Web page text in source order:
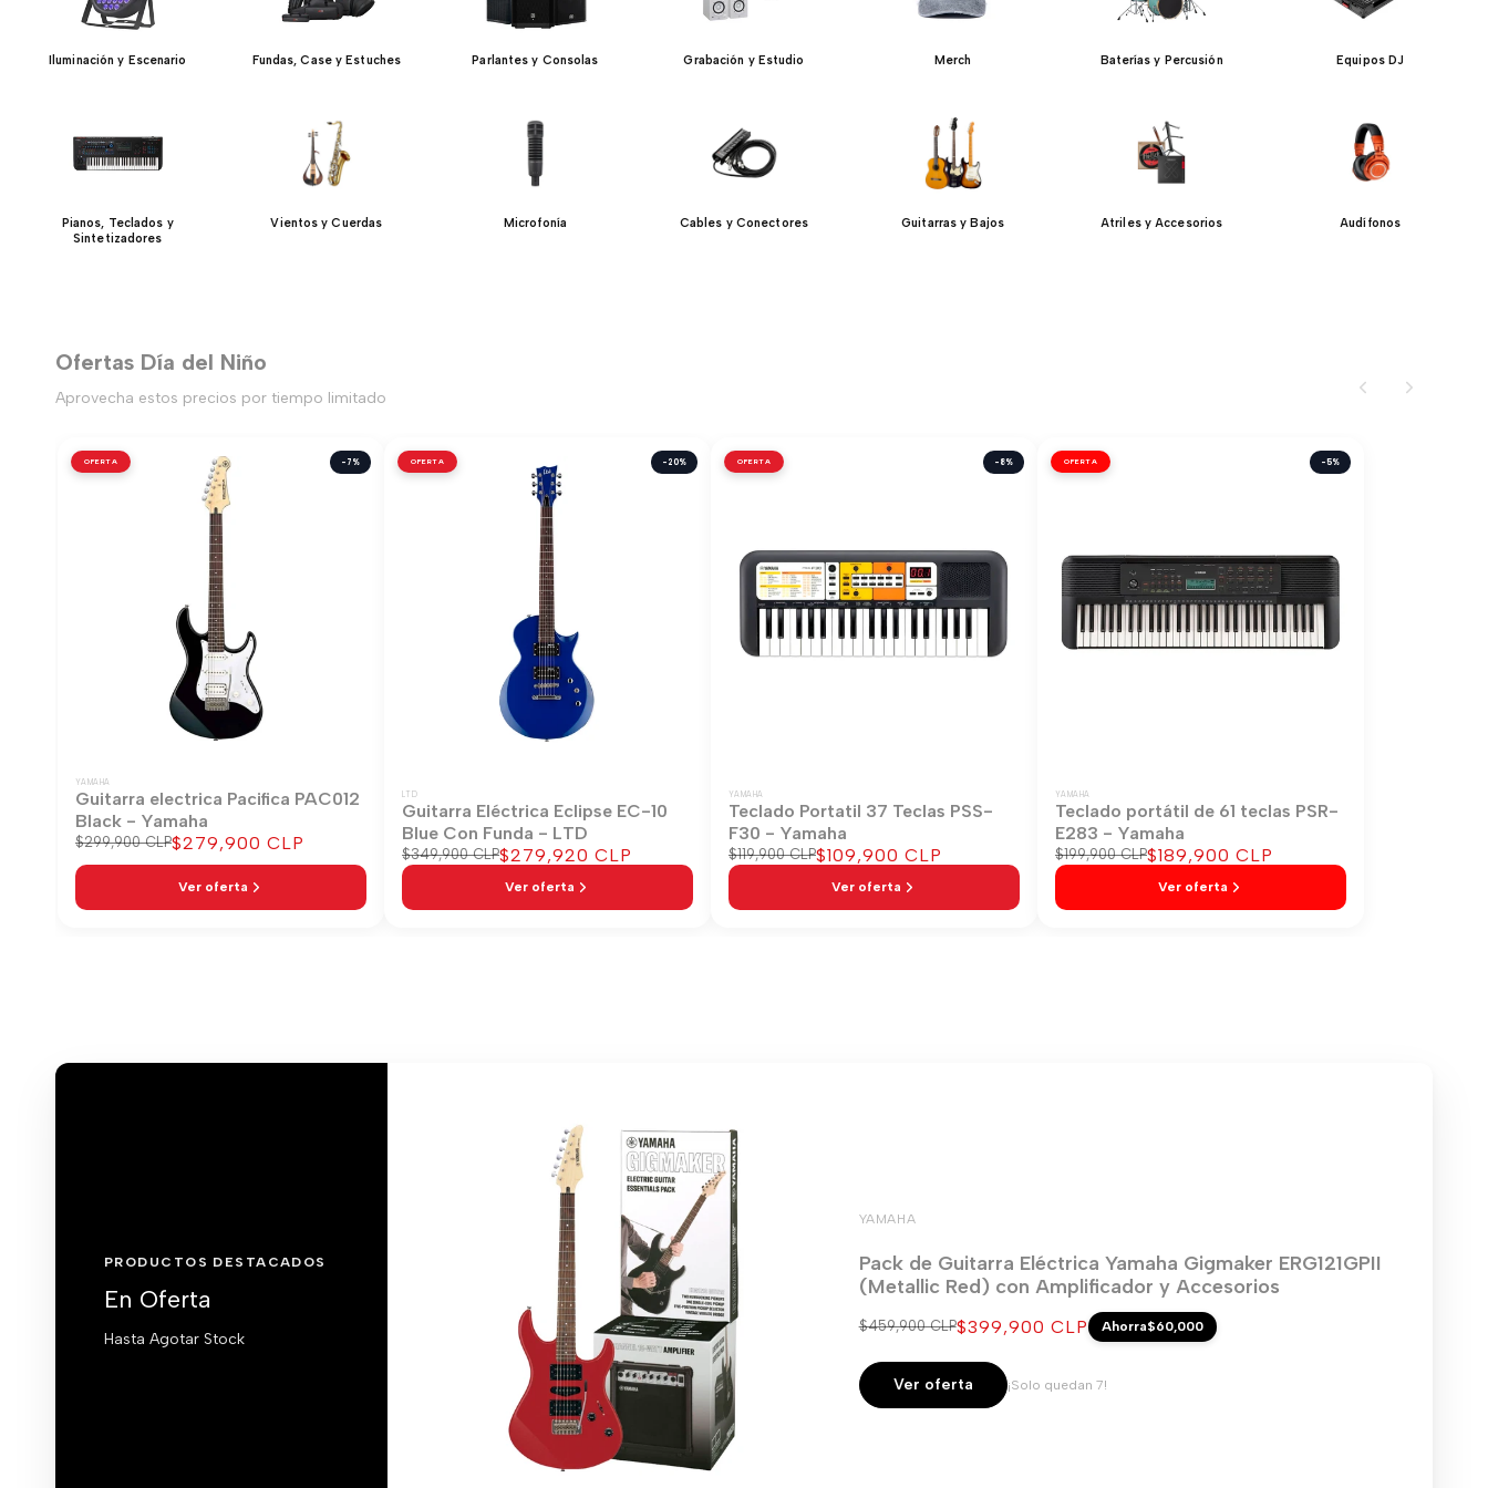
Iluminación y Escenario Fundas, Case y Estuches Parlantes y Consolas Grabación y Estudio Merch Baterías y Percusión Equipos DJ
Pianos, Teclados y
Sintetizadores
Vientos y Cuerdas Microfonía Cables y Conectores Guitarras y Bajos Atriles y Accesorios Audífonos
Ofertas Día del Niño
Aprovecha estos precios por tiempo limitado
OFERTA -7%
YAMAHA
Guitarra electrica Pacifica PAC012
Black - Yamaha
Precio
$299,900 CLPPrecio
de
venta
$279,900 CLP
Ver oferta
OFERTA -20%
LTD
Guitarra Eléctrica Eclipse EC-10
Blue Con Funda - LTD
Precio
regular
$349,900 CLPPrecio
venta
$279,920 CLP
Ver oferta
OFERTA -8%
YAMAHA
Teclado Portatil 37 Teclas PSS-
F30 - Yamaha
Precio
regular
$119,900 CLPPrecio
venta
$109,900 CLP
Ver oferta
OFERTA -5%
YAMAHA
Teclado portátil de 61 teclas PSR-
E283 - Yamaha
Precio
regular
$199,900 CLPPrecio
venta
$189,900 CLP
Ver oferta
PRODUCTOS DESTACADOS
En Oferta
Hasta Agotar Stock
YAMAHA
Pack de Guitarra Eléctrica Yamaha Gigmaker ERG121GPII
(Metallic Red) con Amplificador y Accesorios
Precio
$459,900 CLPPrecio
venta
$399,900 CLP Ahorra$60,000
Ver oferta ¡Solo quedan 7!